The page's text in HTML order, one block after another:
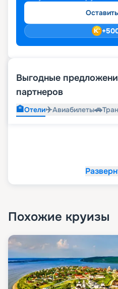
+
Выгодные
партнеров
🏨Отели✈️Авиабилеты🚗
Похожие круизы